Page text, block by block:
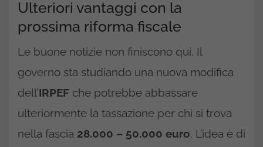
Ulteriori vantaggi con la
prossima riforma fiscale
Le buone notizie non finiscono qui. Il
governo sta studiando una nuova modifica
dell’IRPEF che potrebbe abbassare
ulteriormente la tassazione per chi si trova
nella fascia 28.000 – 50.000 euro. L’idea è di